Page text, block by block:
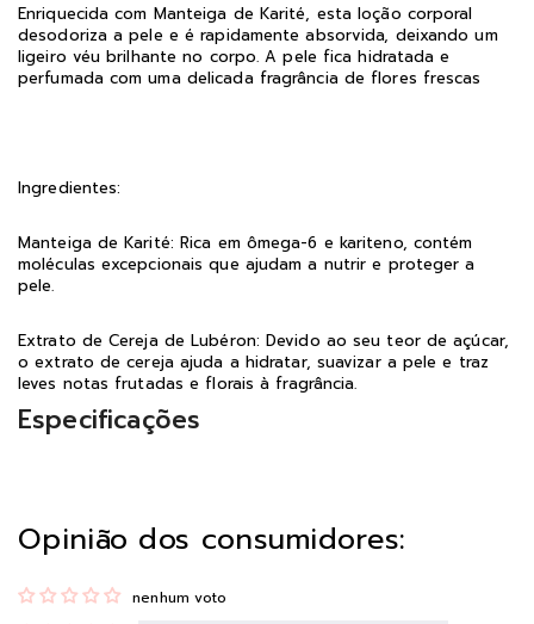
Enriquecida com Manteiga de Karité, esta loção corporal
desodoriza a pele e é rapidamente absorvida, deixando um
ligeiro véu brilhante no corpo. A pele fica hidratada e
perfumada com uma delicada fragrância de flores frescas
Ingredientes:
Manteiga de Karité: Rica em ômega-6 e kariteno, contém
moléculas excepcionais que ajudam a nutrir e proteger a
pele.
Extrato de Cereja de Lubéron: Devido ao seu teor de açúcar,
o extrato de cereja ajuda a hidratar, suavizar a pele e traz
leves notas frutadas e florais à fragrância.
Especificações
Opinião dos consumidores:
nenhum voto